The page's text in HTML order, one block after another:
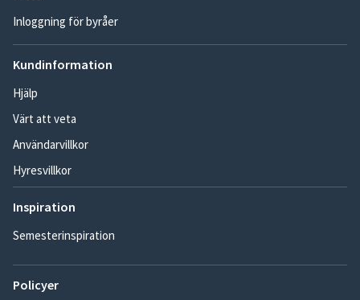
Inloggning för byråer
Kundinformation
Hjälp
Värt att veta
Användarvillkor
Hyresvillkor
Inspiration
Semesterinspiration
Policyer